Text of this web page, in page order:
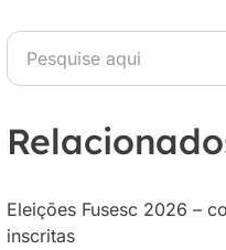
Eleições Fusesc 2026 –
inscritas